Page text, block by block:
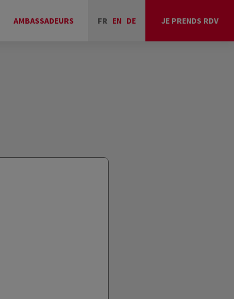
AMBASSADEURS FR EN DE JE PRENDS RDV